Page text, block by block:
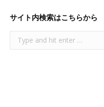
サイト内検索はこちらから
Search: